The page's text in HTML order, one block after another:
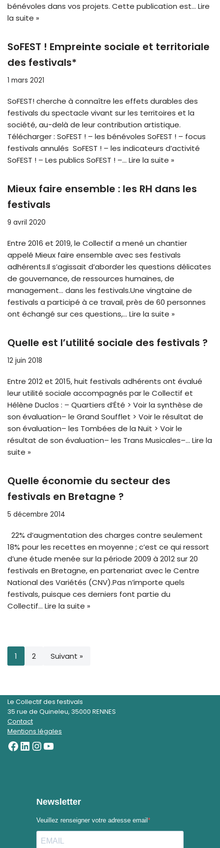
bénévoles dans vos projets. Cette publication est… Lire
la suite »
SoFEST ! Empreinte sociale et territoriale
des festivals*
1 mars 2021
SoFEST! cherche à connaître les effets durables des
festivals du spectacle vivant sur les territoires et la
société, au-delà de leur contribution artistique.
Télécharger : SoFEST ! – les bénévoles SoFEST ! – focus
festivals annulés SoFEST ! – les indicateurs d’activité
SoFEST ! – Les publics SoFEST ! –… Lire la suite »
Mieux faire ensemble : les RH dans les
festivals
9 avril 2020
Entre 2016 et 2019, le Collectif a mené un chantier
appelé Mieux faire ensemble avec ses festivals
adhérents.Il s’agissait d’aborder les questions délicates
de gouvernance, de ressources humaines, de
management… dans les festivals.Une vingtaine de
festivals a participé à ce travail, près de 60 personnes
ont échangé sur ces questions,… Lire la suite »
Quelle est l’utilité sociale des festivals ?
12 juin 2018
Entre 2012 et 2015, huit festivals adhérents ont évalué
leur utilité sociale accompagnés par le Collectif et
Hélène Duclos : – Quartiers d’Été > Voir la synthèse de
son évaluation– le Grand Soufflet > Voir le résultat de
son évaluation– les Tombées de la Nuit > Voir le
résultat de son évaluation– les Trans Musicales–… Lire la
suite »
Quelle économie du secteur des
festivals en Bretagne ?
5 décembre 2014
22% d’augmentation des charges contre seulement
18% pour les recettes en moyenne ; c’est ce qui ressort
d’une étude menée sur la période 2009 à 2012 sur 20
festivals en Bretagne, en partenariat avec le Centre
National des Variétés (CNV).Pas n’importe quels
festivals, puisque ces derniers font partie du
Collectif… Lire la suite »
1 2 Suivant »
Le Collectif des festivals
35 rue de Quineleu, 35000 RENNES
Contact
Mentions légales